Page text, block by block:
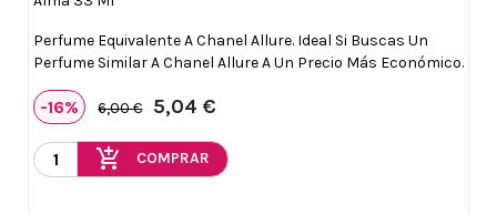
Perfume Equivalente A Chanel Allure. Ideal Si Buscas Un
Perfume Similar A Chanel Allure A Un Precio Más Económico.
-16% 6,00 € 5,04 €
add_shopping_cart COMPRAR